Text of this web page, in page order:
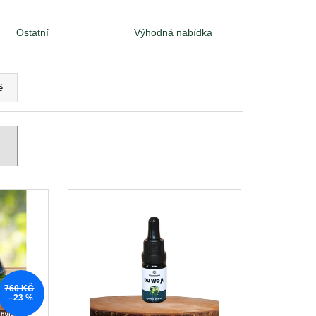
Ostatní Výhodná nabídka
760 KČ
–23 %